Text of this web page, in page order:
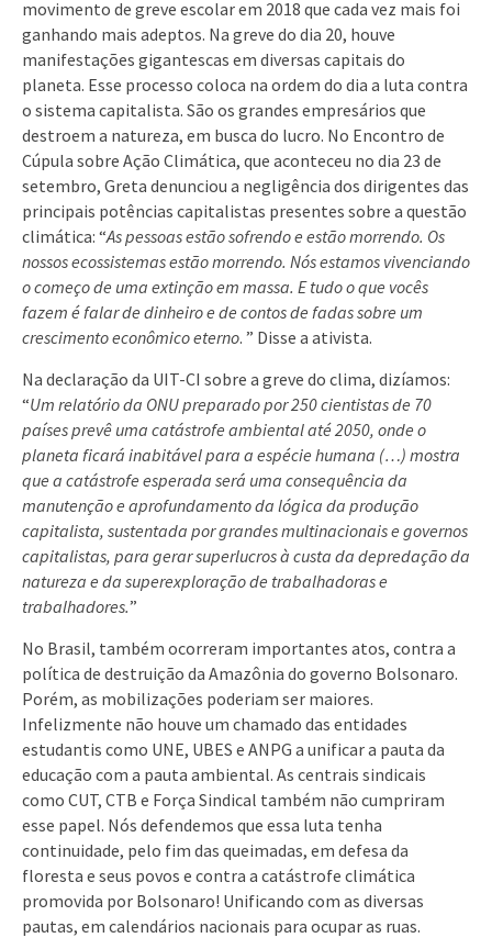
movimento de greve escolar em 2018 que cada vez mais foi
ganhando mais adeptos. Na greve do dia 20, houve
manifestações gigantescas em diversas capitais do
planeta. Esse processo coloca na ordem do dia a luta contra
o sistema capitalista. São os grandes empresários que
destroem a natureza, em busca do lucro. No Encontro de
Cúpula sobre Ação Climática, que aconteceu no dia 23 de
setembro, Greta denunciou a negligência dos dirigentes das
principais potências capitalistas presentes sobre a questão
climática: “As pessoas estão sofrendo e estão morrendo. Os
nossos ecossistemas estão morrendo. Nós estamos vivenciando
o começo de uma extinção em massa. E tudo o que vocês
fazem é falar de dinheiro e de contos de fadas sobre um
crescimento econômico eterno. ” Disse a ativista.
Na declaração da UIT-CI sobre a greve do clima, dizíamos:
“Um relatório da ONU preparado por 250 cientistas de 70
países prevê uma catástrofe ambiental até 2050, onde o
planeta ficará inabitável para a espécie humana (…) mostra
que a catástrofe esperada será uma consequência da
manutenção e aprofundamento da lógica da produção
capitalista, sustentada por grandes multinacionais e governos
capitalistas, para gerar superlucros à custa da depredação da
natureza e da superexploração de trabalhadoras e
trabalhadores.”
No Brasil, também ocorreram importantes atos, contra a
política de destruição da Amazônia do governo Bolsonaro.
Porém, as mobilizações poderiam ser maiores.
Infelizmente não houve um chamado das entidades
estudantis como UNE, UBES e ANPG a unificar a pauta da
educação com a pauta ambiental. As centrais sindicais
como CUT, CTB e Força Sindical também não cumpriram
esse papel. Nós defendemos que essa luta tenha
continuidade, pelo fim das queimadas, em defesa da
floresta e seus povos e contra a catástrofe climática
promovida por Bolsonaro! Unificando com as diversas
pautas, em calendários nacionais para ocupar as ruas.